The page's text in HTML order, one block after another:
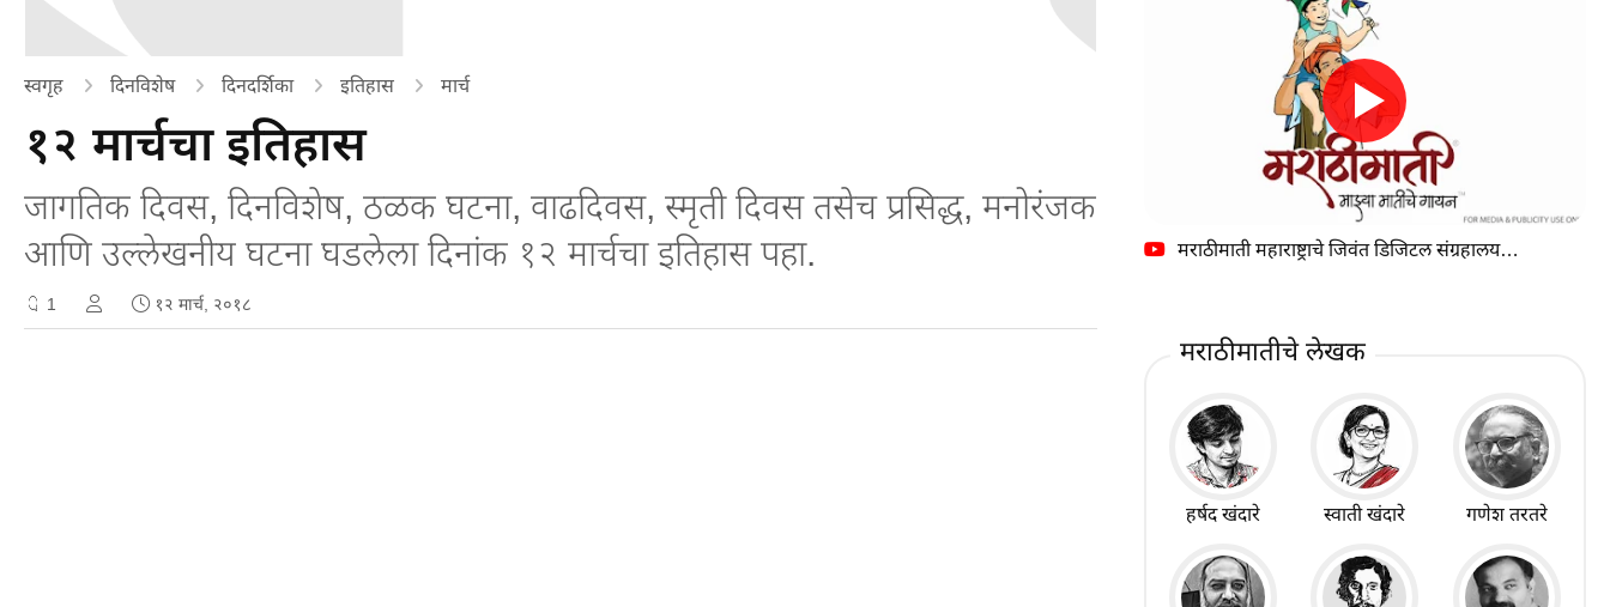
स्वगृह दिनविशेष दिनदर्शिका इतिहास मार्च
१२ मार्चचा इतिहास
जागतिक दिवस, दिनविशेष, ठळक घटना, वाढदिवस, स्मृती दिवस तसेच प्रसिद्ध, मनोरंजक
आणि उल्लेखनीय घटना घडलेला दिनांक १२ मार्चचा इतिहास पहा.
1 १२ मार्च, २०१८
मराठीमाती महाराष्ट्राचे जिवंत डिजिटल संग्रहालय…
मराठीमातीचे लेखक
हर्षद खंदारे स्वाती खंदारे गणेश तरतरे